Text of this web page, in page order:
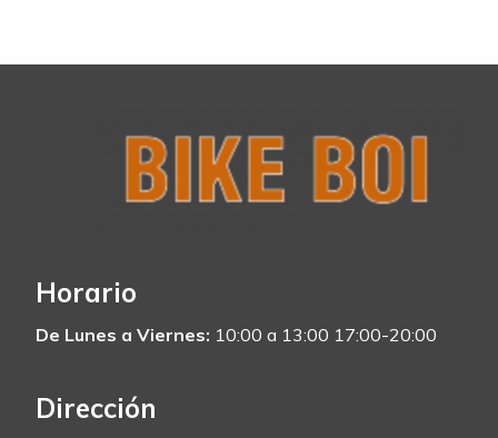
Horario
De Lunes a Viernes: 10:00 a 13:00 17:00-20:00
Dirección